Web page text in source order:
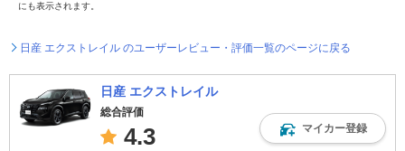
にも表示されます。
日産 エクストレイル のユーザーレビュー・評価一覧のページに戻る
日産 エクストレイル
総合評価
4.3 マイカー登録